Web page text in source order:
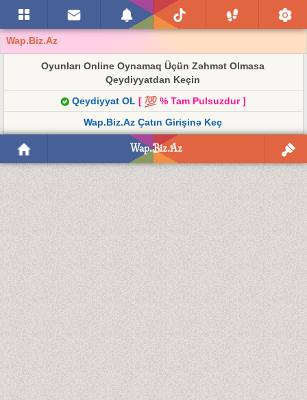
Wap.Biz.Az
Oyunları Online Oynamaq Üçün Zəhmət Olmasa
Qeydiyyatdan Keçin
Qeydiyyat OL [ % Tam Pulsuzdur ]
Wap.Biz.Az Çatın Girişinə Keç
Wap.Biz.Az